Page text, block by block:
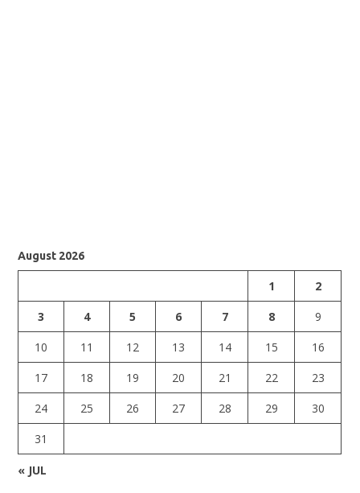
August 2026
1
2
3
4 5 6 7 8
9
10
11 12 13 14 15
16
17
18 19 20 21 22
23
24
25 26 27 28 29
30
31
« JUL